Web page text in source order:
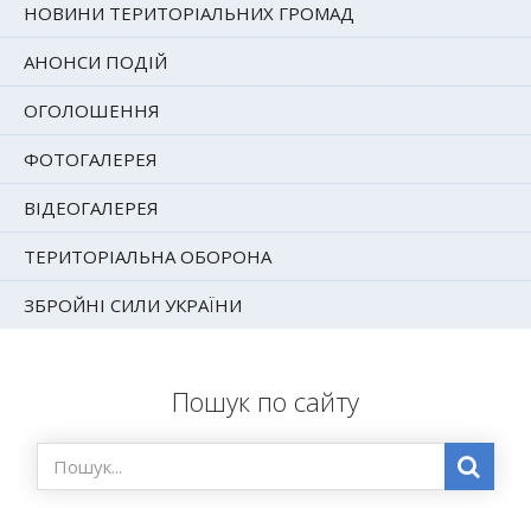
НОВИНИ ТЕРИТОРІАЛЬНИХ ГРОМАД
АНОНСИ ПОДІЙ
ОГОЛОШЕННЯ
ФОТОГАЛЕРЕЯ
ВІДЕОГАЛЕРЕЯ
ТЕРИТОРІАЛЬНА ОБОРОНА
ЗБРОЙНІ СИЛИ УКРАЇНИ
Пошук по сайту